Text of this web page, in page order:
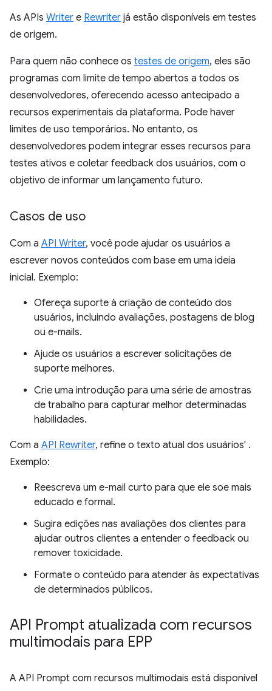
As APIs Writer e Rewriter já estão disponíveis em testes
de origem.
Para quem não conhece os testes de origem, eles são
programas com limite de tempo abertos a todos os
desenvolvedores, oferecendo acesso antecipado a
recursos experimentais da plataforma. Pode haver
limites de uso temporários. No entanto, os
desenvolvedores podem integrar esses recursos para
testes ativos e coletar feedback dos usuários, com o
objetivo de informar um lançamento futuro.
Casos de uso
Com a API Writer, você pode ajudar os usuários a
escrever novos conteúdos com base em uma ideia
inicial. Exemplo:
Ofereça suporte à criação de conteúdo dos
usuários, incluindo avaliações, postagens de blog
ou e-mails.
Ajude os usuários a escrever solicitações de
suporte melhores.
Crie uma introdução para uma série de amostras
de trabalho para capturar melhor determinadas
habilidades.
Com a API Rewriter, refine o texto atual dos usuários' .
Exemplo:
Reescreva um e-mail curto para que ele soe mais
educado e formal.
Sugira edições nas avaliações dos clientes para
ajudar outros clientes a entender o feedback ou
remover toxicidade.
Formate o conteúdo para atender às expectativas
de determinados públicos.
API Prompt atualizada com recursos
multimodais para EPP
A API Prompt com recursos multimodais está disponível